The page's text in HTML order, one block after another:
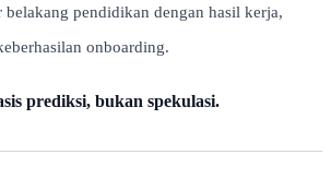
belakang pendidikan dengan hasil kerja,
onboarding.
prediksi, bukan spekulasi.